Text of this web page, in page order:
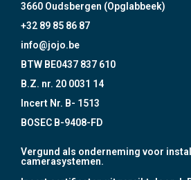
3660 Oudsbergen (Opglabbeek)
+32 89 85 86 87
info@jojo.be
BTW BE0437 837 610
B.Z. nr. 20 0031 14
Incert Nr. B- 1513
BOSEC B-9408-FD
Vergund als onderneming voor
camerasystemen.